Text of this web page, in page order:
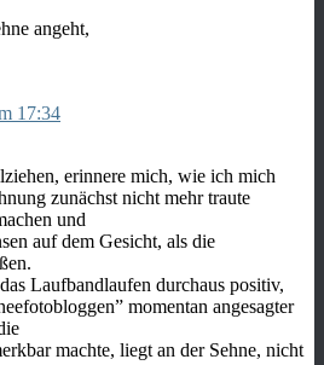
angeht,
17:34
erinnere mich, wie ich mich
zunächst nicht mehr traute
und
auf dem Gesicht, als die
Laufbandlaufen durchaus positiv,
momentan angesagter
machte, liegt an der Sehne, nicht